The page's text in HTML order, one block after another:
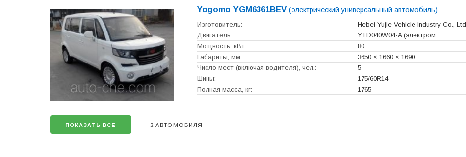
Yogomo YGM6361BEV(электрический универсальный автомобиль)
Изготовитель: Hebei Yujie Vehicle Industry Co., Ltd.
Двигатель:
YTD040W04-A (электром…
Мощность, кВт:
80
Габариты, мм:
3650 × 1660 × 1690
Число мест (включая водителя), чел.:
5
Шины:
175/60R14
Полная масса, кг:
1765
ПОКАЗАТЬ ВСЕ 2 АВТОМОБИЛЯ